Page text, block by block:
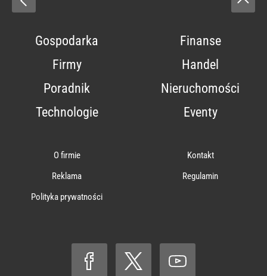
Gospodarka
Finanse
Firmy
Handel
Poradnik
Nieruchomości
Technologie
Eventy
O firmie
Kontakt
Reklama
Regulamin
Polityka prywatności